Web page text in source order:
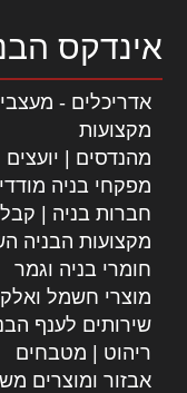
אינדקס
אדריכלים -
מקצועות
מהנדסים | יועצים
מפקחי בניה
חברות בניה |
מקצועות הבניה
חומרי בניה וגמר
מוצרי חשמל
שירותים לענף
ריהוט | מטבחים
אבזור ומוצרים